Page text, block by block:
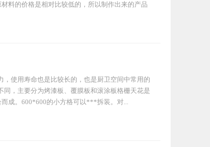
料的价格是相对比较低的，所以制作出来的产品
使用寿命也是比较长的，也是厨卫空间中常用的
，主要分为烤漆板、覆膜板和滚涂板格栅天花是
成。600*600的小方格可以***拆装。对...